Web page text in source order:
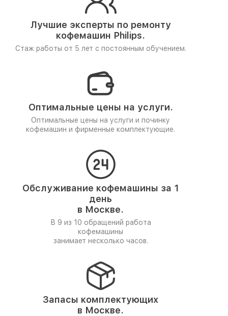
Лучшие эксперты по ремонту
кофемашин Philips.
Стаж работы от 5 лет с постоянным обучением.
Оптимальные цены на услуги.
Оптимальные цены на услуги и починку
кофемашин и фирменные комплектующие.
Обслуживание кофемашины за 1
день
в Москве.
В 9 из 10 обращений работа
кофемашины
занимает несколько часов.
Запасы комплектующих
в Москве.